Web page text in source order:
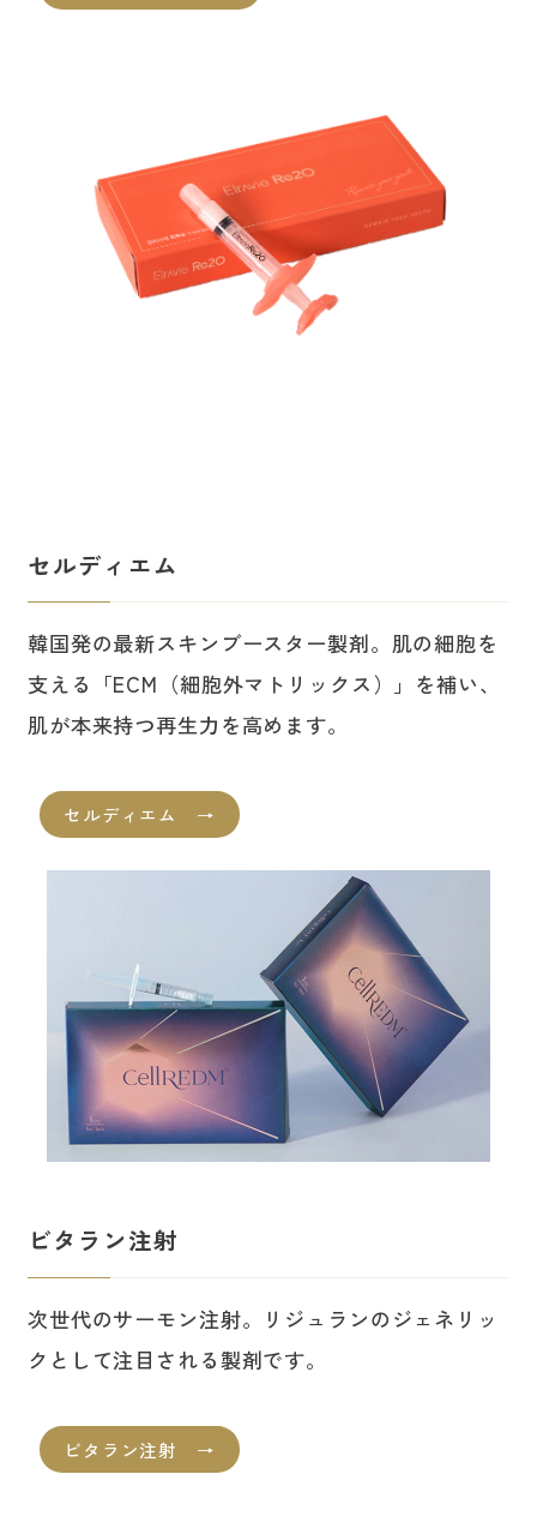
セルディエム
韓国発の最新スキンブースター製剤。肌の細胞を
支える「ECM（細胞外マトリックス）」を補い、
肌が本来持つ再生力を高めます。
セルディエム →
ビタラン注射
次世代のサーモン注射。リジュランのジェネリッ
クとして注目される製剤です。
ビタラン注射 →